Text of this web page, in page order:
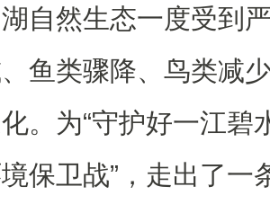
自然生态一度受到
鱼类骤降、鸟类减
。为“守护好一江碧
保卫战”，走出了一